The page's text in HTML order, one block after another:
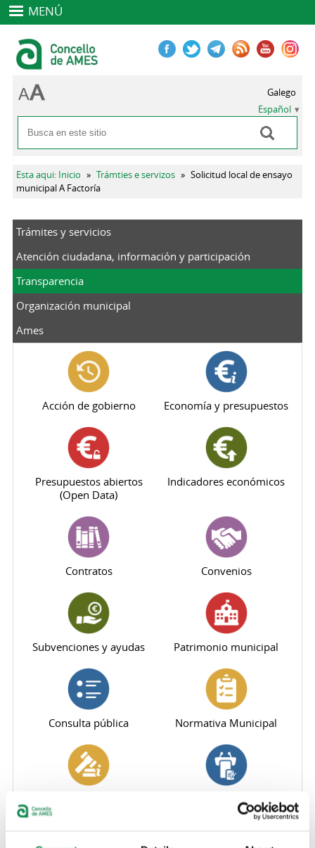
MENÚ
Formulario de búsqueda
Buscar
Galego
Español
Se encuentra usted aquí
Esta aqui: Inicio » Trámties e servizos » Solicitud local de ensayo
municipal A Factoría
Trámites y servicios
Atención ciudadana, información y participación
Transparencia
Organización municipal
Ames
Acción de gobierno Economía y presupuestos
Presupuestos abiertos
(Open Data)
Indicadores económicos
Contratos Convenios
Subvenciones y ayudas Patrimonio municipal
Consulta pública Normativa Municipal